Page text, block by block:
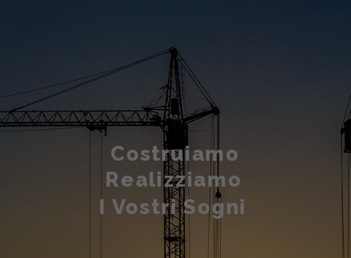
Costruiamo
Realizziamo
I Vostri Sogni